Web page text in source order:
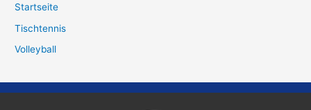
Startseite
Tischtennis
Volleyball